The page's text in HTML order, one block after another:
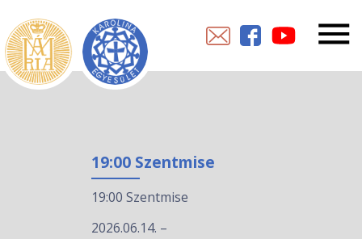
19:00 Szentmise
19:00 Szentmise
2026.06.14. –